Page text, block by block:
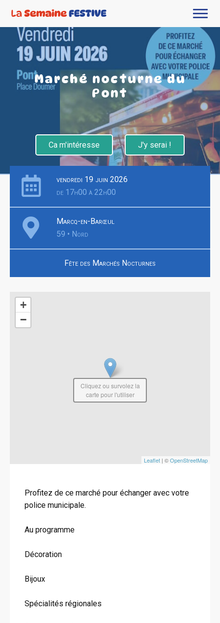
Marché nocturne du
Pont
Ca m'intéresse J'y serai !
vendredi 19 juin 2026
de 17h00 à 22h00
Marcq-en-Barœul
59 • Nord
Fête des Marchés Nocturnes
+
−
Leaflet | ©OpenStreetMap
Cliquez ou survolez la
carte pour l'utiliser
Profitez de ce marché pour échanger avec votre
police municipale.
Au programme
Décoration
Bijoux
Spécialités régionales